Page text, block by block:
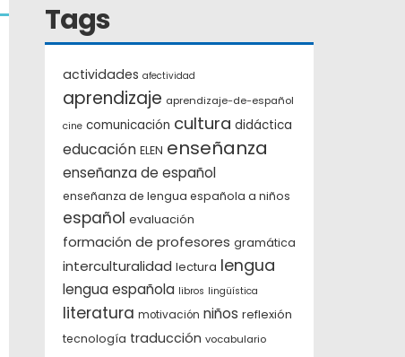
Tags
actividades afectividad
aprendizaje aprendizaje-de-español
cine comunicación cultura didáctica
educación ELEN enseñanza
enseñanza de español
enseñanza de lengua española a niños
español evaluación
formación de profesores gramática
interculturalidad lectura lengua
lengua española libros lingüística
literatura motivación niños reflexión
tecnología traducción vocabulario